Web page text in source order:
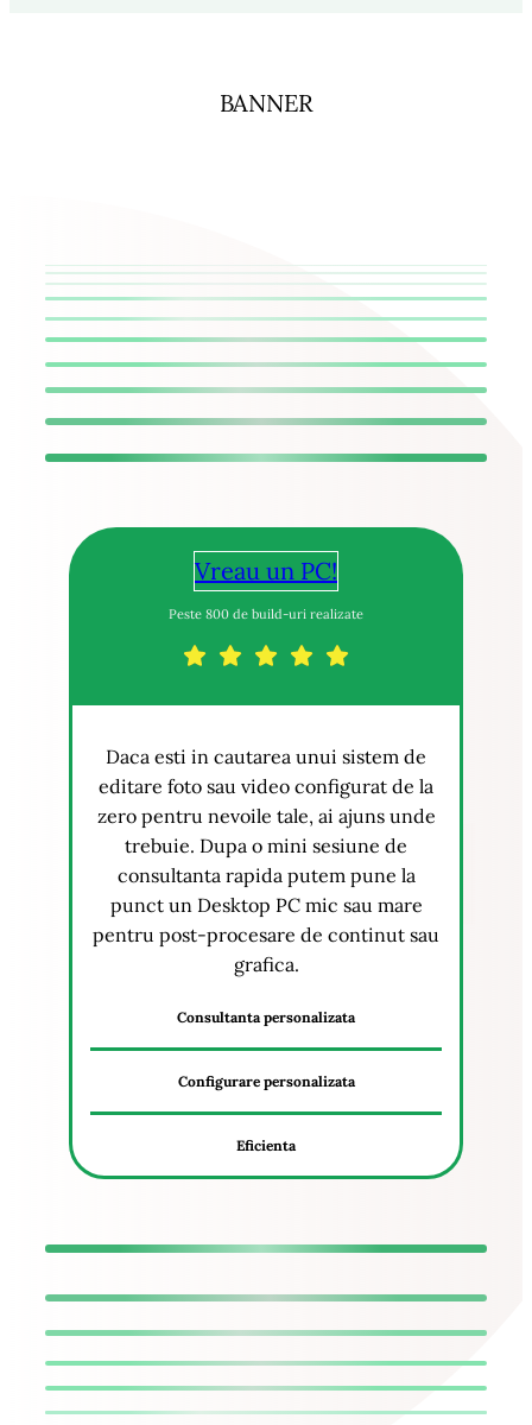
BANNER
Vreau un PC!
Peste 800 de build-uri realizate
Daca esti in cautarea unui sistem de
editare foto sau video configurat de la
zero pentru nevoile tale, ai ajuns unde
trebuie. Dupa o mini sesiune de
consultanta rapida putem pune la
punct un Desktop PC mic sau mare
pentru post-procesare de continut sau
grafica.
Consultanta personalizata
Configurare personalizata
Eficienta